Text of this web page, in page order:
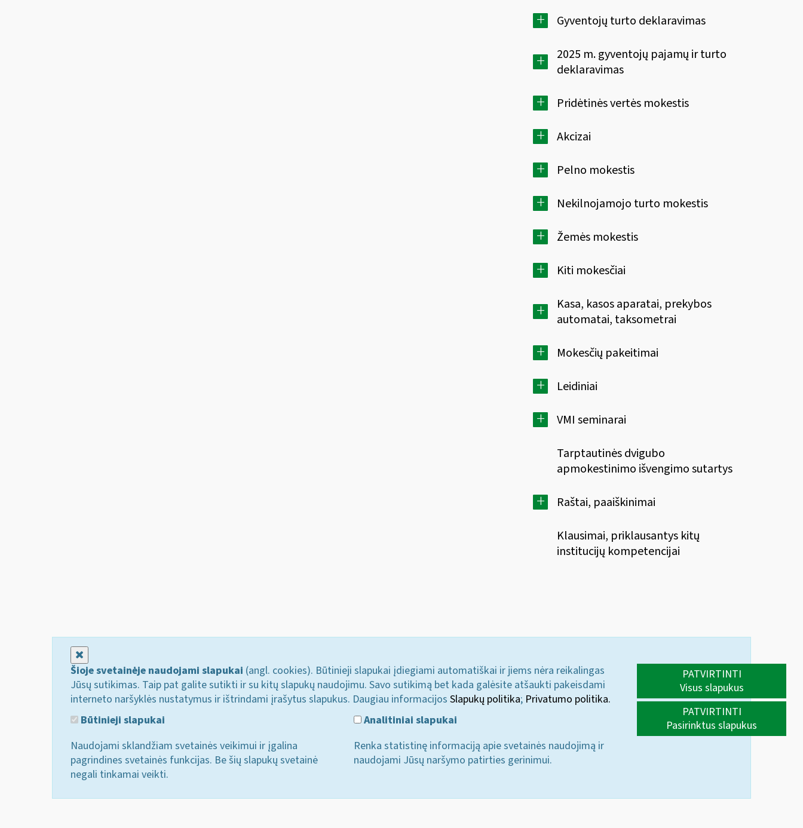
+ Gyventojų turto deklaravimas
+
2025 m. gyventojų pajamų ir turto
deklaravimas
+ Pridėtinės vertės mokestis
+ Akcizai
+ Pelno mokestis
+ Nekilnojamojo turto mokestis
+ Žemės mokestis
+ Kiti mokesčiai
+
Kasa, kasos aparatai, prekybos
automatai, taksometrai
+ Mokesčių pakeitimai
+ Leidiniai
+
VMI seminarai
Tarptautinės dvigubo
apmokestinimo išvengimo sutartys
+
Raštai, paaiškinimai
Klausimai, priklausantys kitų
institucijų kompetencijai
Šioje svetainėje naudojami slapukai (angl. cookies). Būtinieji slapukai įdiegiami automatiškai ir jiems nėra reikalingas
Jūsų sutikimas. Taip pat galite sutikti ir su kitų slapukų naudojimu. Savo sutikimą bet kada galėsite atšaukti pakeisdami
interneto naršyklės nustatymus ir ištrindami įrašytus slapukus. Daugiau informacijos Slapukų politika; Privatumo politika.
Būtinieji slapukai
Naudojami sklandžiam svetainės veikimui ir įgalina
pagrindines svetainės funkcijas. Be šių slapukų svetainė
negali tinkamai veikti.
Analitiniai slapukai
Renka statistinę informaciją apie svetainės naudojimą ir
naudojami Jūsų naršymo patirties gerinimui.
PATVIRTINTI
Visus slapukus
PATVIRTINTI
Pasirinktus slapukus